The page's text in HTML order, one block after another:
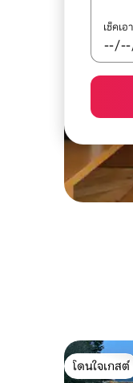
เช็คเอ
โดนใจเกสต์
โดนใจเกสต์